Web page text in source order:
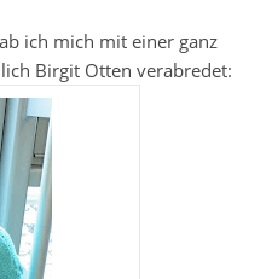
ich mich mit einer ganz
Birgit Otten verabredet: